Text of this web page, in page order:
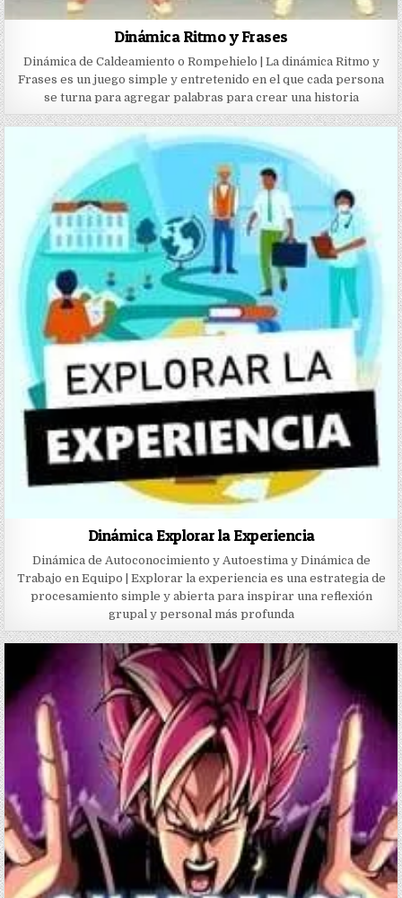
Dinámica Ritmo y Frases
Dinámica de Caldeamiento o Rompehielo | La dinámica Ritmo y
Frases es un juego simple y entretenido en el que cada persona
se turna para agregar palabras para crear una historia
Dinámica Explorar la Experiencia
Dinámica de Autoconocimiento y Autoestima y Dinámica de
Trabajo en Equipo | Explorar la experiencia es una estrategia de
procesamiento simple y abierta para inspirar una reflexión
grupal y personal más profunda